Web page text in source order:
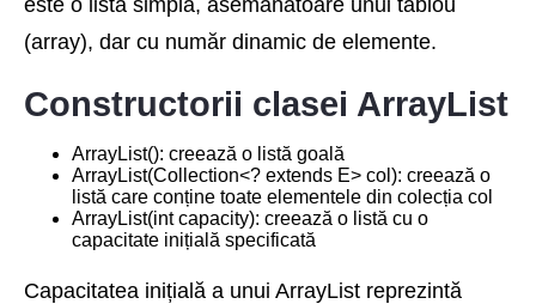
este o listă simplă, asemănătoare unui tablou
(array), dar cu număr dinamic de elemente.
Constructorii clasei ArrayList
ArrayList(): creează o listă goală
ArrayList(Collection<? extends E> col): creează o
listă care conține toate elementele din colecția col
ArrayList(int capacity): creează o listă cu o
capacitate inițială specificată
Capacitatea inițială a unui ArrayList reprezintă